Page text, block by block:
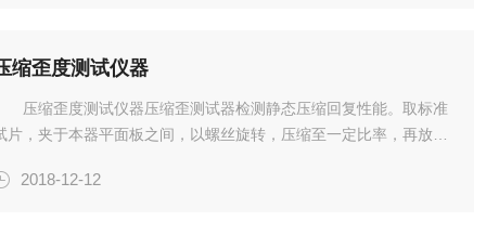
缩歪度测试仪器
压缩歪度测试仪器压缩歪测试器检测静态压缩回复性能。取标准
片，夹于本器平面板之间，以螺丝旋转，压缩至一定比率，再放进
其厚度，代入公式求其压缩歪度。技术参数：试验参考:加热时
2018-12-12